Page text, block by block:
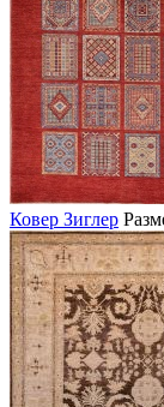
Ковер Зиглер